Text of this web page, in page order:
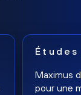
Études
Maximus
pour une